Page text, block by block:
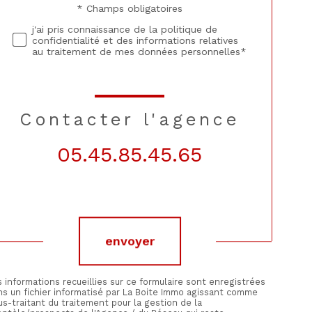
Validation* Champs obligatoires
j'ai pris connaissance de la politique de
confidentialité et des informations relatives
au traitement de mes données personnelles*
contacter l'agence
05.45.85.45.65
envoyer
informations recueillies sur ce formulaire sont enregistrées
un fichier informatisé par La Boite Immo agissant comme
traitant du traitement pour la gestion de la